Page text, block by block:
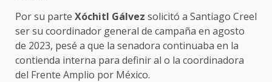
Por su parte Xóchitl Gálvez solicitó a Santiago Creel
ser su coordinador general de campaña en agosto
de 2023, pesé a que la senadora continuaba en la
contienda interna para definir al o la coordinadora
del Frente Amplio por México.